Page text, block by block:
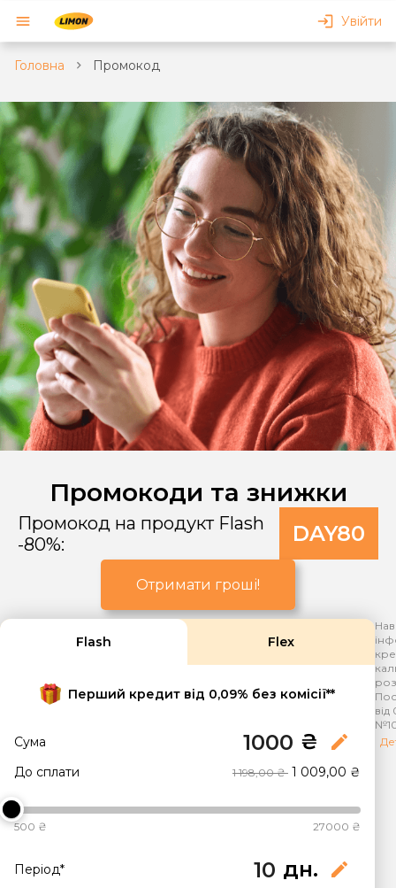
Увійти
Головна Промокод
Промокоди та знижки
Промокод на продукт Flash
-80%:
DAY80
Отримати гроші!
Flash Flex
Перший кредит від 0,09% без комісії**
Сума ₴ edit
До сплати 1 198,00 ₴ 1 009,00 ₴
500 ₴ 27000 ₴
Період* дн. edit
від